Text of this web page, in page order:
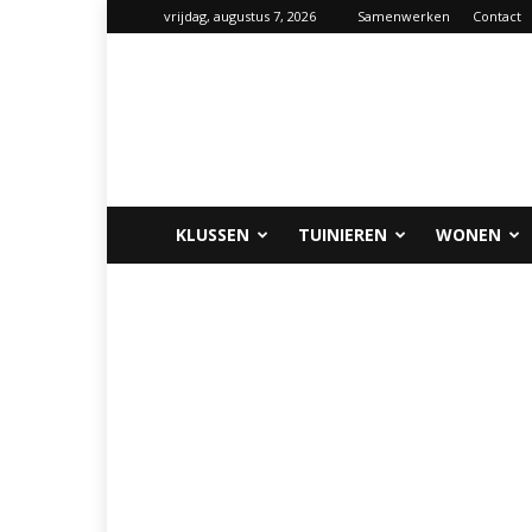
vrijdag, augustus 7, 2026 Samenwerken Contact
KLUSSEN TUINIEREN WONEN